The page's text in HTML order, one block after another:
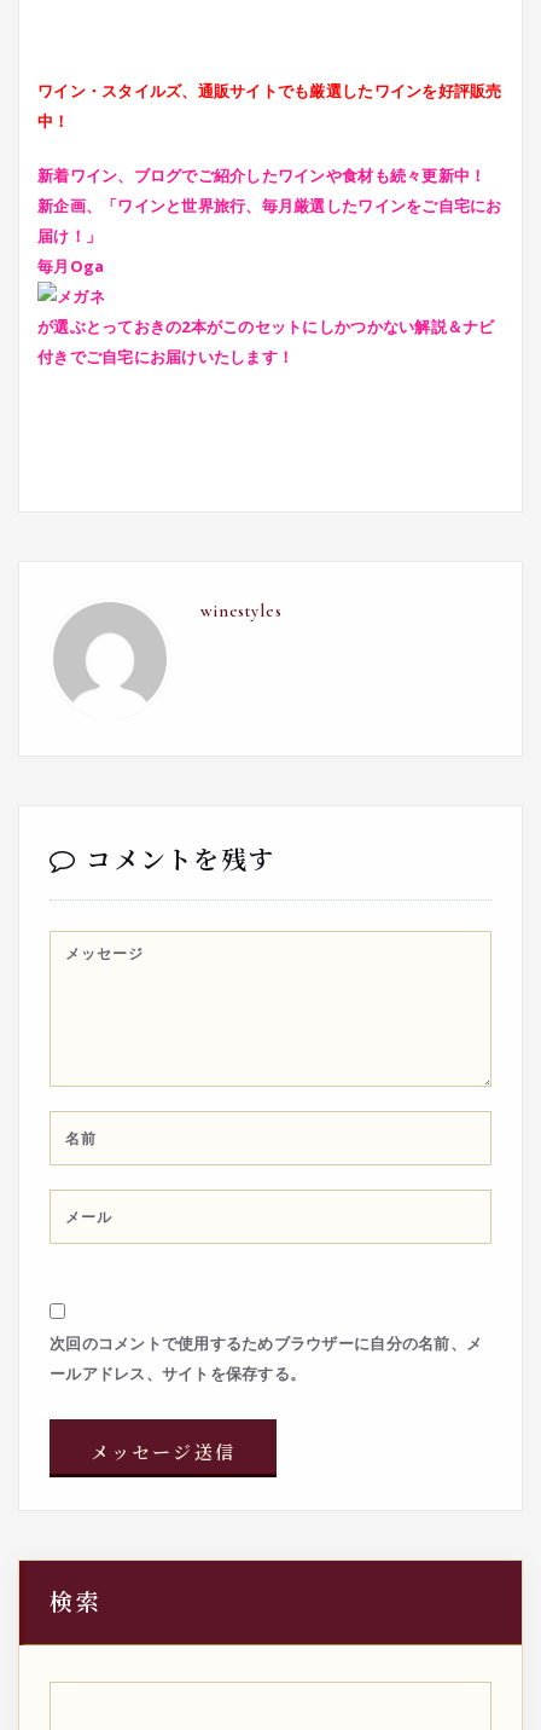
ワイン・スタイルズ、通販サイトでも厳選したワインを好評販売
中！
新着ワイン、ブログでご紹介したワインや食材も続々更新中！
新企画、「ワインと世界旅行、毎月厳選したワインをご自宅にお
届け！」
毎月Oga
が選ぶとっておきの2本がこのセットにしかつかない解説＆ナビ
付きでご自宅にお届けいたします！
winestyles
コメントを残す
次回のコメントで使用するためブラウザーに自分の名前、メ
ールアドレス、サイトを保存する。
検索